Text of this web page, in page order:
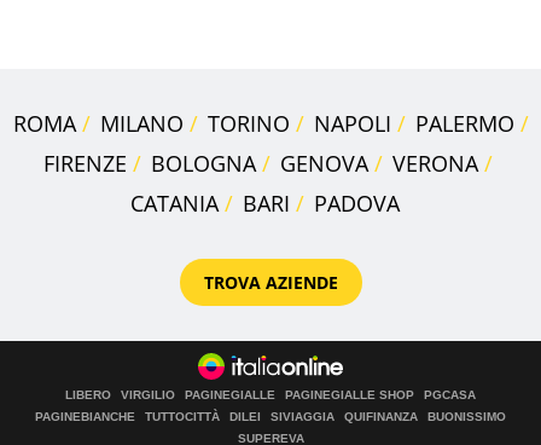
ROMA MILANO TORINO NAPOLI
PALERMO
FIRENZE
BOLOGNA GENOVA
VERONA
CATANIA
BARI PADOVA
TROVA AZIENDE
LIBERO VIRGILIO PAGINEGIALLE PAGINEGIALLE SHOP
PGCASA
PAGINEBIANCHE
TUTTOCITTÀ DILEI SIVIAGGIA QUIFINANZA
BUONISSIMO
SUPEREVA